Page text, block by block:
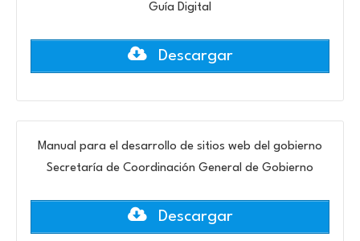
Guía Digital
Descargar
Manual para el desarrollo de sitios web del gobierno
Secretaría de Coordinación General de Gobierno
Descargar